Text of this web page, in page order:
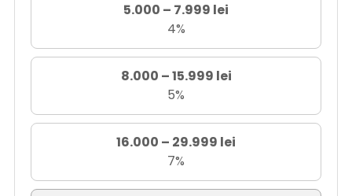
5.000 – 7.999 lei
4%
8.000 – 15.999 lei
5%
16.000 – 29.999 lei
7%